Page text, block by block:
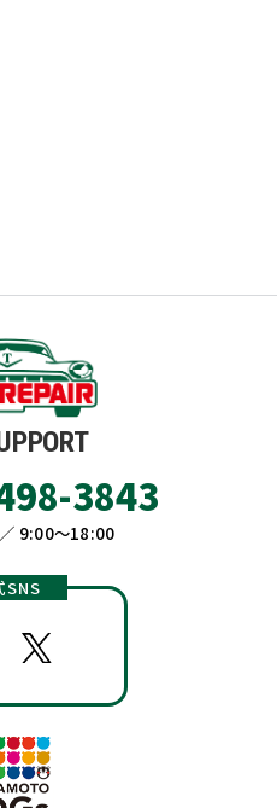
3843
9:00〜18:00
SNS